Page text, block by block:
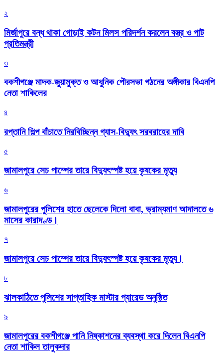
২
মির্জাপুরে বন্ধ থাকা গোড়াই কটন মিলস পরিদর্শন করলেন বস্ত্র ও পাট
প্রতিমন্ত্রী
৩
বকশীগঞ্জে মাদক-জুয়ামুক্ত ও আধুনিক পৌরসভা গঠনের অঙ্গীকার বিএনপি
নেতা শাকিলের
৪
রপ্তানি শিল্প বাঁচাতে নিরবিচ্ছিন্ন গ্যাস-বিদ্যুৎ সরবরাহের দাবি
৫
জামালপুরে সেচ পাম্পের তারে বিদ্যুৎস্পষ্ট হয়ে কৃষকের মৃত্যু
৬
জামালপুরের পুলিশের হাতে ছেলেকে দিলো বাবা, ভ্রাম্যমাণ আদালতে ৬
মাসের কারাদণ্ড।
৭
জামালপুরে সেচ পাম্পের তারে বিদ্যুৎস্পষ্ট হয়ে কৃষকের মৃত্যু।
৮
‎ঝালকাঠিতে পুলিশের সাপ্তাহিক মাস্টার প্যারেড অনুষ্ঠিত
৯
জামালপুরের বকশীগঞ্জে পানি নিষ্কাশনের ব্যবস্থা করে দিলেন বিএনপি
নেতা শাকিল তালুকদার